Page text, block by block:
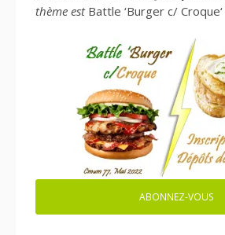
thème est Battle ‘Burger c/ Croque‘